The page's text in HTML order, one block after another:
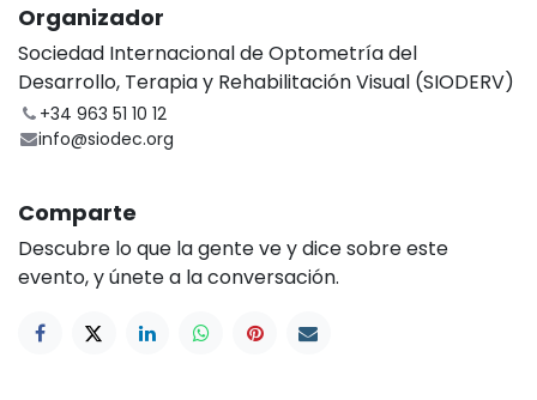
Organizador
Sociedad Internacional de Optometría del
Desarrollo, Terapia y Rehabilitación Visual (SIODERV)
+34 963 51 10 12
info@siodec.org
Comparte
Descubre lo que la gente ve y dice sobre este
evento, y únete a la conversación.